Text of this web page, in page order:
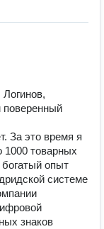
поверенный
За это время я
1000 товарных
богатый опыт
системе
знаков